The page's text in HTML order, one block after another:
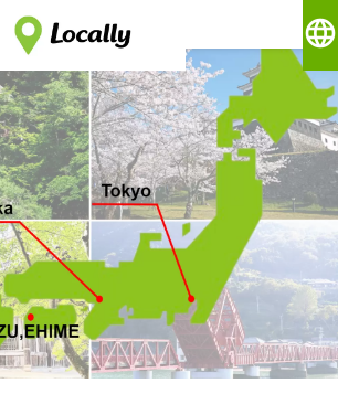
language